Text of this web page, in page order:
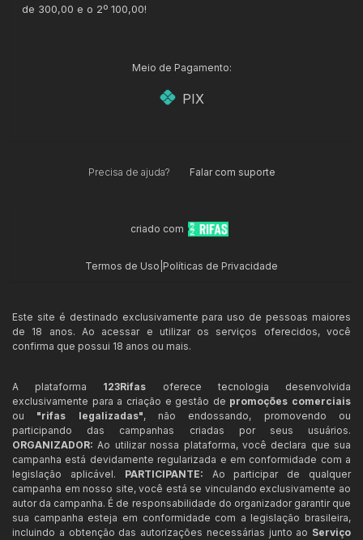
de 300,00 e o 2º 100,00!
Meio de Pagamento:
PIX
Precisa de ajuda? Falar com suporte
criado com
Termos de Uso Políticas de Privacidade
Este site é destinado exclusivamente para uso de pessoas maiores
de 18 anos. Ao acessar e utilizar os serviços oferecidos, você
confirma que possui 18 anos ou mais.
A plataforma 123Rifas oferece tecnologia desenvolvida
exclusivamente para a criação e gestão de promoções comerciais
ou "rifas legalizadas", não endossando, promovendo ou
participando das campanhas criadas por seus usuários.
ORGANIZADOR: Ao utilizar nossa plataforma, você declara que sua
campanha está devidamente regularizada e em conformidade com a
legislação aplicável. PARTICIPANTE: Ao participar de qualquer
campanha em nosso site, você está se vinculando exclusivamente ao
autor da campanha. É de responsabilidade do organizador garantir que
sua campanha esteja em conformidade com a legislação brasileira,
incluindo a obtenção das autorizações necessárias junto ao Serviço